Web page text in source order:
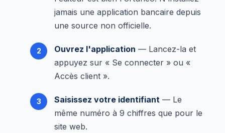
jamais une application bancaire depuis
une source non officielle.
Ouvrez l'application — Lancez-la et
appuyez sur « Se connecter » ou «
Accès client ».
Saisissez votre identifiant — Le
même numéro à 9 chiffres que pour le
site web.